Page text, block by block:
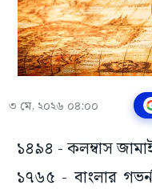
৩ মে, ২০২৬ ০৪:০০
১৪৯৪ - কলম্বাস
১৭৬৫ - বাংলার